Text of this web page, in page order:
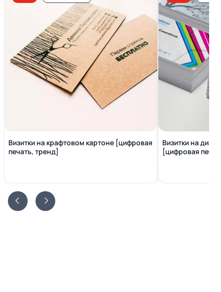
Визитки на крафтовом картоне [цифровая
печать, тренд]
Визитки на
[цифровая